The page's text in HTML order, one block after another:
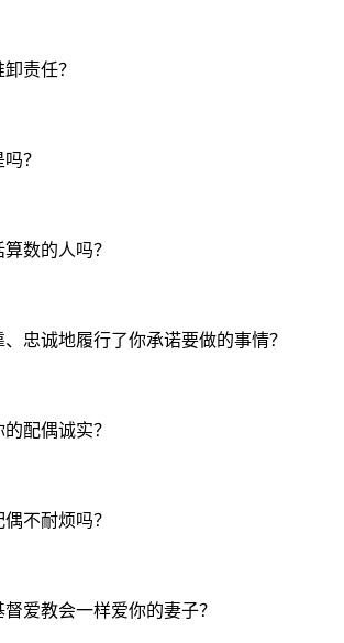
责任？
？
数的人吗？
、忠诚地履行了你承诺要做的事情？
配偶诚实？
不耐烦吗？
督爱教会一样爱你的妻子？